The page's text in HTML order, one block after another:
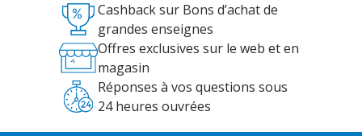
Cashback sur Bons d’achat de
grandes enseignes
Offres exclusives sur le web et en
magasin
Réponses à vos questions sous
24 heures ouvrées